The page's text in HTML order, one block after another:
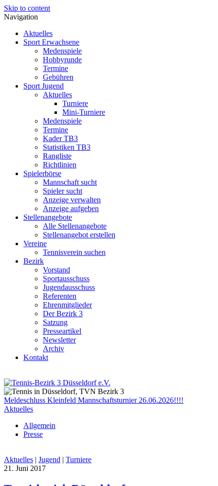
Skip to content
Navigation
Aktuelles
Sport Erwachsene
Medenspiele
Hobbyrunde
Termine
Gebühren
Sport Jugend
Aktuelles
Turniere
Mini-Turniere
Medenspiele
Termine
Kader TB3
Statistiken TB3
Rangliste
Richtlinien
Spielerbörse
Mannschaft sucht
Spieler sucht
Anzeige verwalten
Anzeige aufgeben
Stellenangebote
Alle Stellenangebote
Stellenangebot erstellen
Vereine
Tennisverein suchen
Bezirk
Vorstand
Sportausschuss
Jugendausschuss
Referenten
Ehrenmitglieder
Der Bezirk 3
Satzung
Presseartikel
Newsletter
Archiv
Kontakt
Meldeschluss Kleinfeld Mannschaftsturnier 26.06.2026!!!!
Aktuelles
Allgemein
Presse
Aktuelles | Jugend | Turniere
21. Juni 2017